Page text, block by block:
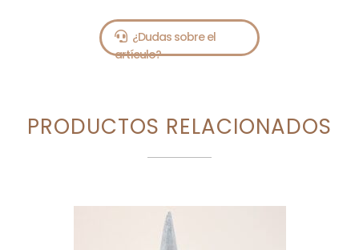
PRODUCTOS RELACIONADOS